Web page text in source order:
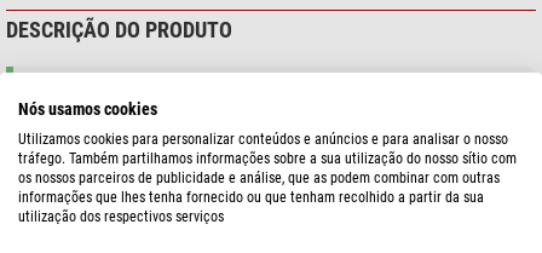
DESCRIÇÃO DO PRODUTO
Infelizmente, a descrição deste produto ainda não está em Portuguê
portanto, você encontrará uma descrição em Inglês do produto aqui.
Micro Touch Focusing System Kit for Control' of 2.0", MPA Retrofits, and
Micro Feather Touch® Telescope Focusers. The MicroTouch allows
Nós usamos cookies
Utilizamos cookies para personalizar conteúdos e anúncios e para analisar o nosso
tráfego. Também partilhamos informações sobre a sua utilização do nosso sítio com
os nossos parceiros de publicidade e análise, que as podem combinar com outras
informações que lhes tenha fornecido ou que tenham recolhido a partir da sua
utilização dos respectivos serviços